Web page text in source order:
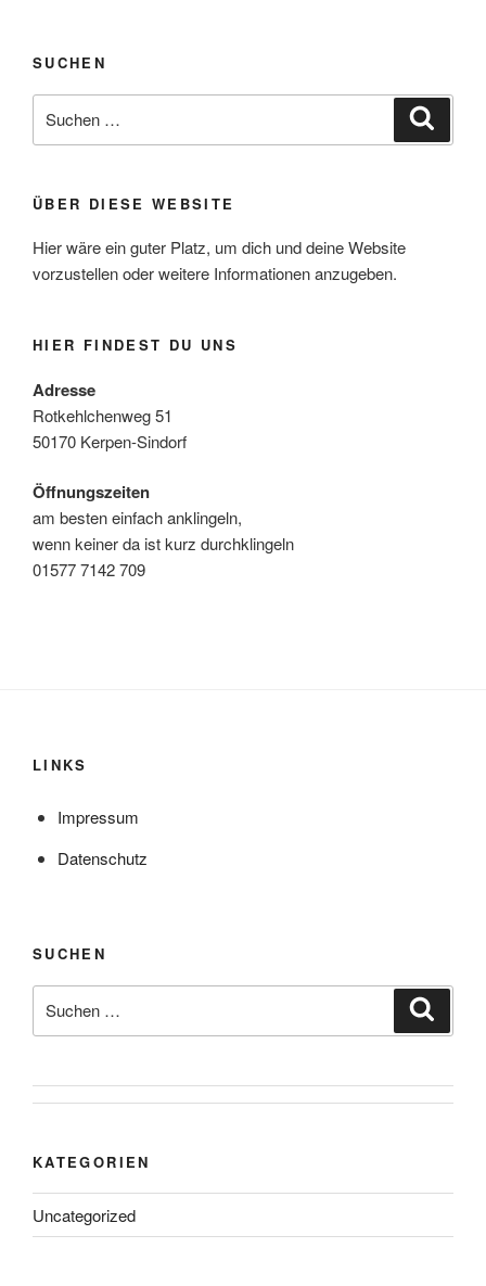
SUCHEN
nach:
ÜBER DIESE WEBSITE
Hier wäre ein guter Platz, um dich und deine Website
vorzustellen oder weitere Informationen anzugeben.
HIER FINDEST DU UNS
Adresse
Rotkehlchenweg 51
50170 Kerpen-Sindorf
Öffnungszeiten
am besten einfach anklingeln,
wenn keiner da ist kurz durchklingeln
01577 7142 709
LINKS
Impressum
Datenschutz
SUCHEN
nach:
KATEGORIEN
Uncategorized